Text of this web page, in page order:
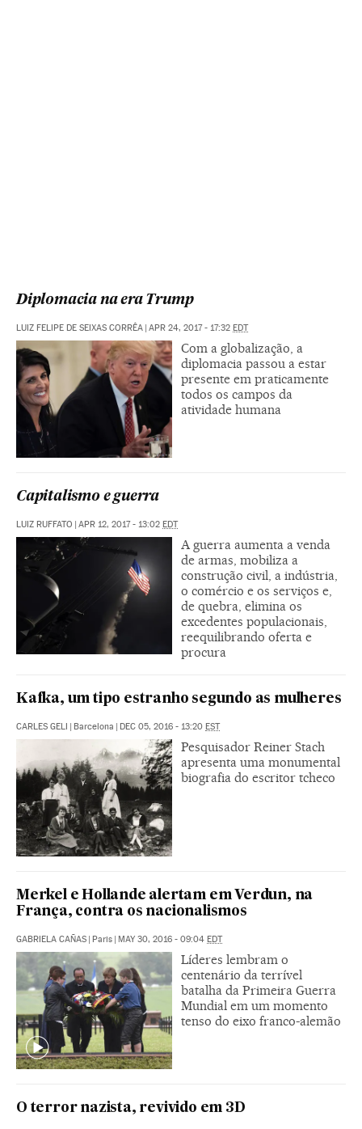
Diplomacia na era Trump
LUIZ FELIPE DE SEIXAS CORRÊA | APR 24, 2017 - 17:32 EDT
Com a globalização, a
diplomacia passou a estar
presente em praticamente
todos os campos da
atividade humana
Capitalismo e guerra
LUIZ RUFFATO | APR 12, 2017 - 13:02 EDT
A guerra aumenta a venda
de armas, mobiliza a
construção civil, a indústria,
o comércio e os serviços e,
de quebra, elimina os
excedentes populacionais,
reequilibrando oferta e
procura
Kafka, um tipo estranho segundo as mulheres
CARLES GELI | Barcelona | DEC 05, 2016 - 13:20 EST
Pesquisador Reiner Stach
apresenta uma monumental
biografia do escritor tcheco
Merkel e Hollande alertam em Verdun, na
França, contra os nacionalismos
GABRIELA CAÑAS | Paris | MAY 30, 2016 - 09:04 EDT
Líderes lembram o
centenário da terrível
batalha da Primeira Guerra
Mundial em um momento
tenso do eixo franco-alemão
O terror nazista, revivido em 3D